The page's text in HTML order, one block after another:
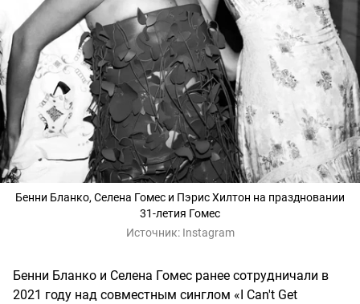
Бенни Бланко, Селена Гомес и Пэрис Хилтон на праздновании
31-летия Гомес
Источник: Instagram
Бенни Бланко и Селена Гомес ранее сотрудничали в
2021 году над совместным синглом «I Can't Get